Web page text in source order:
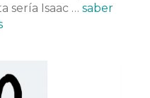
sería Isaac … saber